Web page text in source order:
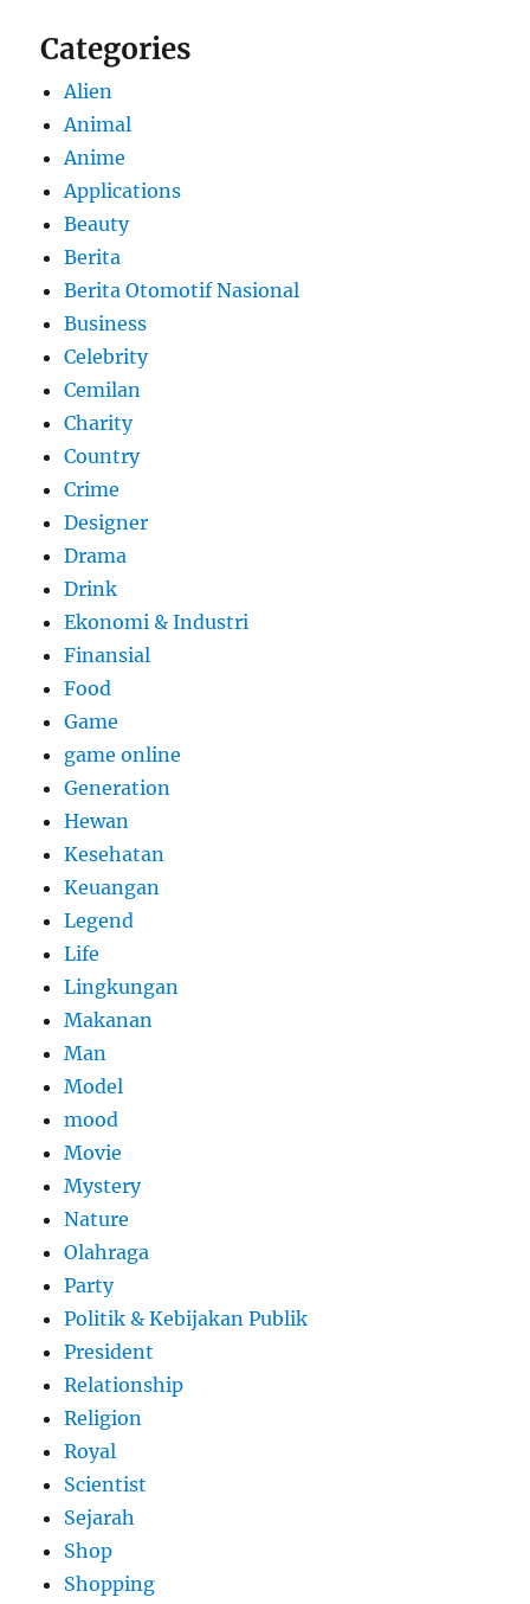
Categories
Alien
Animal
Anime
Applications
Beauty
Berita
Berita Otomotif Nasional
Business
Celebrity
Cemilan
Charity
Country
Crime
Designer
Drama
Drink
Ekonomi & Industri
Finansial
Food
Game
game online
Generation
Hewan
Kesehatan
Keuangan
Legend
Life
Lingkungan
Makanan
Man
Model
mood
Movie
Mystery
Nature
Olahraga
Party
Politik & Kebijakan Publik
President
Relationship
Religion
Royal
Scientist
Sejarah
Shop
Shopping